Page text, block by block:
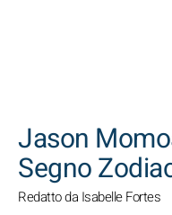
Jason
Segno
Redatto da Isabelle Fortes